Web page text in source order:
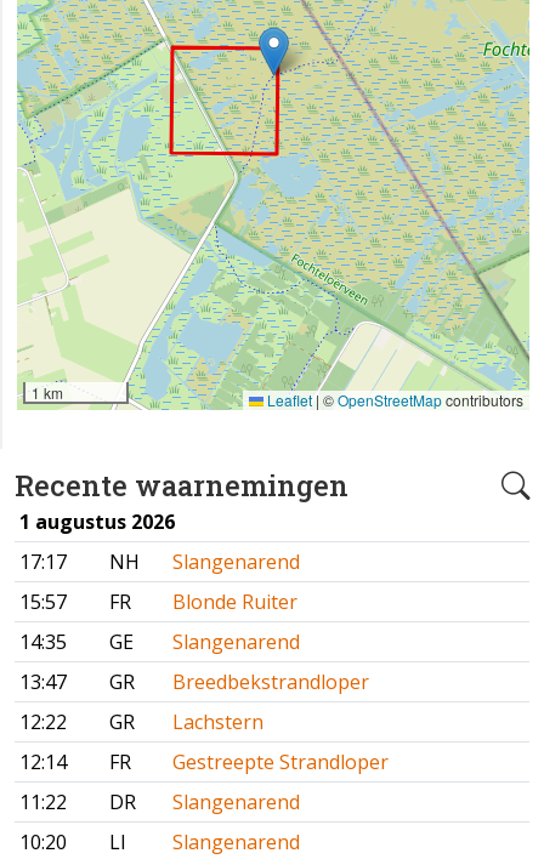
Recente waarnemingen
1 augustus 2026
17:17
NH
Slangenarend
15:57
FR
Blonde Ruiter
14:35
GE
Slangenarend
13:47
GR
Breedbekstrandloper
12:22
GR
Lachstern
12:14
FR
Gestreepte Strandloper
11:22
DR
Slangenarend
10:20
LI
Slangenarend
1 km Leaflet | ©OpenStreetMapcontributors